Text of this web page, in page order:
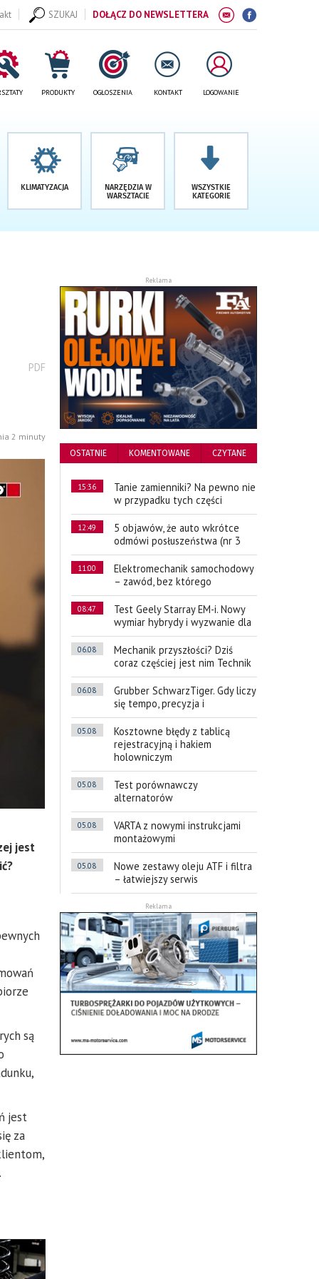
DOŁĄCZ DO NEWSLETTERA
SZUKAJ
PRODUKTY OGŁOSZENIA KONTAKT LOGOWANIE
KLIMATYZACJA
NARZĘDZIA W
WARSZTACIE
WSZYSTKIE
KATEGORIE
wydrukuj
podstronę
PDF
2 minuty
jest
są
jest
za
Reklama
OSTATNIE KOMENTOWANE CZYTANE
15:36
Tanie zamienniki? Na pewno nie
w przypadku tych części
12:49
5 objawów, że auto wkrótce
odmówi posłuszeństwa (nr 3
11:00
Elektromechanik samochodowy
– zawód, bez którego
08:47
Test Geely Starray EM-i. Nowy
wymiar hybrydy i wyzwanie dla
06.08
Mechanik przyszłości? Dziś
coraz częściej jest nim Technik
06.08
Grubber SchwarzTiger. Gdy liczy
się tempo, precyzja i
05.08
Kosztowne błędy z tablicą
rejestracyjną i hakiem
holowniczym
05.08
Test porównawczy
alternatorów
05.08
VARTA z nowymi instrukcjami
montażowymi
05.08
Nowe zestawy oleju ATF i filtra
– łatwiejszy serwis
Reklama